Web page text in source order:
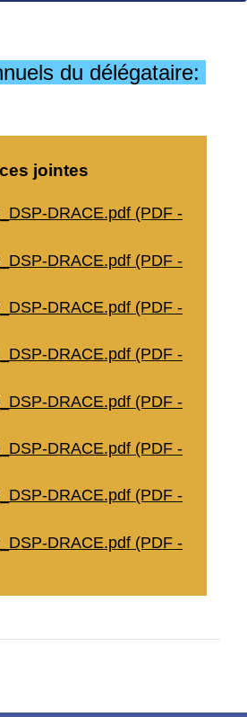
du délégataire:
jointes
DRACE.pdf (PDF -
DRACE.pdf (PDF -
DRACE.pdf (PDF -
DRACE.pdf (PDF -
DRACE.pdf (PDF -
DRACE.pdf (PDF -
DRACE.pdf (PDF -
DRACE.pdf (PDF -